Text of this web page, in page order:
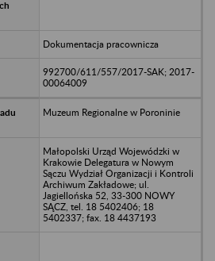
Dokumentacja pracownicza
992700/611/557/2017-SAK; 2017-
00064009
Muzeum Regionalne w Poroninie
Małopolski Urząd Wojewódzki w
Krakowie Delegatura w Nowym
Sączu Wydział Organizacji i Kontroli
Archiwum Zakładowe; ul.
Jagiellońska 52, 33-300 NOWY
SĄCZ, tel. 18 5402406; 18
5402337; fax. 18 4437193